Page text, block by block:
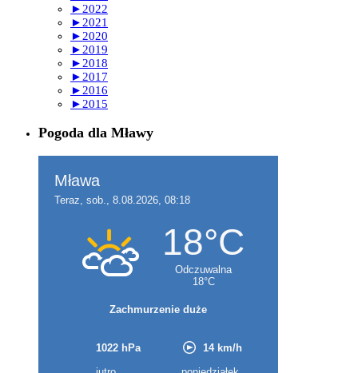
► 2022
► 2021
► 2020
► 2019
► 2018
► 2017
► 2016
► 2015
Pogoda dla Mławy